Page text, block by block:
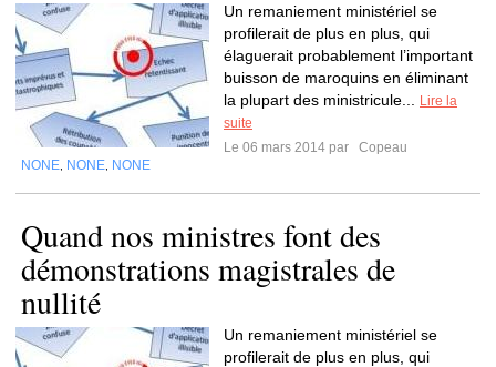
Un remaniement ministériel se
profilerait de plus en plus, qui
élaguerait probablement l’important
buisson de maroquins en éliminant
la plupart des ministricule...
Lire la
suite
Le 06 mars 2014 par
Copeau
NONE NONE NONE
Quand nos ministres font des
démonstrations magistrales de
nullité
Un remaniement ministériel se
profilerait de plus en plus, qui